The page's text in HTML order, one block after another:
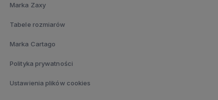
Marka Zaxy
Tabele rozmiarów
Marka Cartago
Polityka prywatności
Ustawienia plików cookies